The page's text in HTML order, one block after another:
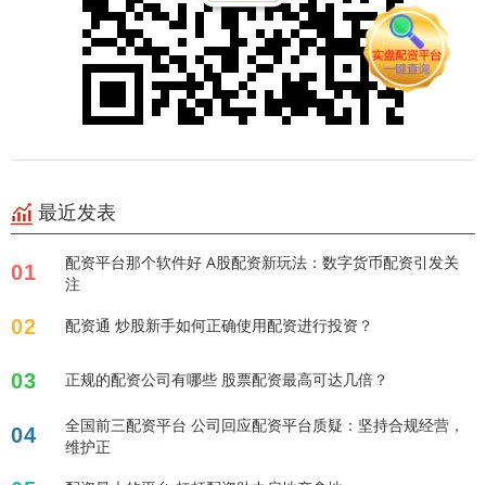
最近发表
01
配资平台那个软件好 A股配资新玩法：数字货币配资引发关
注
02 配资通 炒股新手如何正确使用配资进行投资？
03 正规的配资公司有哪些 股票配资最高可达几倍？
04
全国前三配资平台 公司回应配资平台质疑：坚持合规经营，
维护正